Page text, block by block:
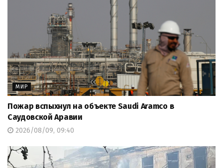
МИР
Пожар вспыхнул на объекте Saudi Aramco в
Саудовской Аравии
2026/08/09, 09:40